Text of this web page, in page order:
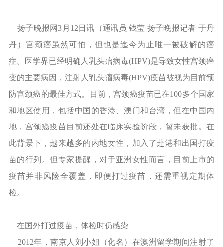
扬子晚报网3月12日讯（通讯员 钱莹 扬子晚报记者 于丹
丹）宫颈癌虽然可怕，但也是迄今为止唯一被破解的癌
症。医学界已经明确人乳头瘤病毒(HPV)是导致女性宫颈癌
变的主要病因，注射人乳头瘤病毒(HPV)疫苗被视为目前预
防宫颈癌的最佳方式。目前，宫颈癌疫苗已在100多个国家
和地区使用，包括中国的香港、澳门和台湾，但在中国内
地，宫颈癌疫苗目前还处在临床实验阶段，暂未获批。在
此背景下，越来越多的内地女性，加入了赴港和出国打疫
苗的行列。但专家提醒，对于亚洲女性而言，目前上市的
疫苗并非风险全覆盖，即便打过疫苗，还需重视定期体
检。
在国外打过疫苗，体检时仍感染
2012年，南京人刘小姐（化名）在澳洲留学期间注射了